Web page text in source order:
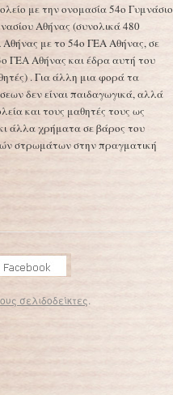
με την ονομασία 54ο Γυμνάσιο
Αθήνας (συνολικά 480
με το 54ο ΓΕΑ Αθήνας, σε
ΓΕΑ Αθήνας και έδρα αυτή του
. Για άλλη μια φορά τα
δεν είναι παιδαγωγικά, αλλά
και τους μαθητές τους ως
άλλα χρήματα σε βάρος του
στρωμάτων στην πραγματική
σελιδοδείκτες.